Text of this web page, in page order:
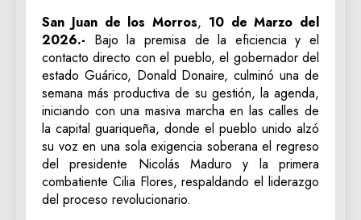
‎San Juan de los Morros, 10 de Marzo del
2026.- Bajo la premisa de la eficiencia y el
contacto directo con el pueblo, el gobernador del
estado Guárico, Donald Donaire, culminó una de
semana más productiva de su gestión, la agenda,
iniciando con una masiva marcha en las calles de
la capital guariqueña, donde el pueblo unido alzó
su voz en una sola exigencia soberana el regreso
del presidente Nicolás Maduro y la primera
combatiente Cilia Flores, respaldando el liderazgo
del proceso revolucionario.